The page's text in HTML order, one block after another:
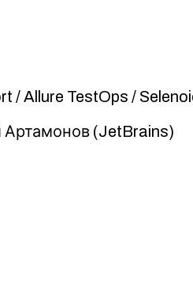
/ Allure TestOps /
(JetBrains)